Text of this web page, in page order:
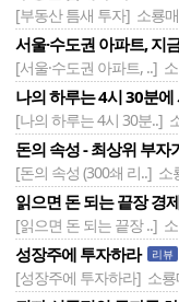
[부동산 틈새 투자] 소룡
서울·수도권 아파트, 지
[서울·수도권 아파트, ..]
나의 하루는 4시 30분
[나의 하루는 4시 30분..]
돈의 속성 - 최상위 부자
[돈의 속성 (300쇄 리..] 소
읽으면 돈 되는 끝장 경
[읽으면 돈 되는 끝장 ..]
성장주에 투자하라 리뷰
[성장주에 투자하라] 소